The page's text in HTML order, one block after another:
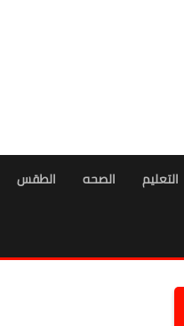
التعليم الصحه الطقس